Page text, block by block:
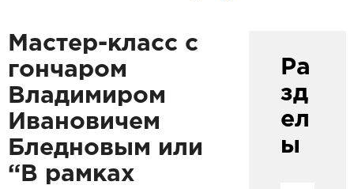
Мастер-класс с
гончаром
Владимиром
Ивановичем
Бледновым или
“В рамках
Ра
зд
ел
ы